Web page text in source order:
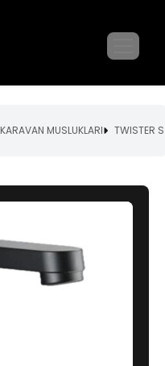
KARAVAN MUSLUKLARI TWISTER